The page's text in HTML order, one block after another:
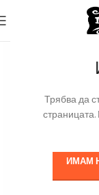
Трябва да
ИМАМ